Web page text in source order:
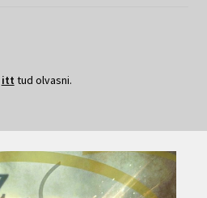
itt tud olvasni.